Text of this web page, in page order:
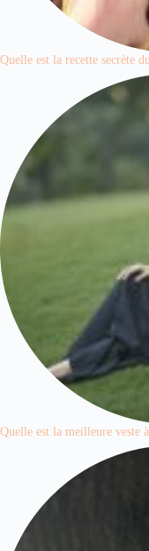
Quelle est la recette secrète
Quelle est la meilleure veste